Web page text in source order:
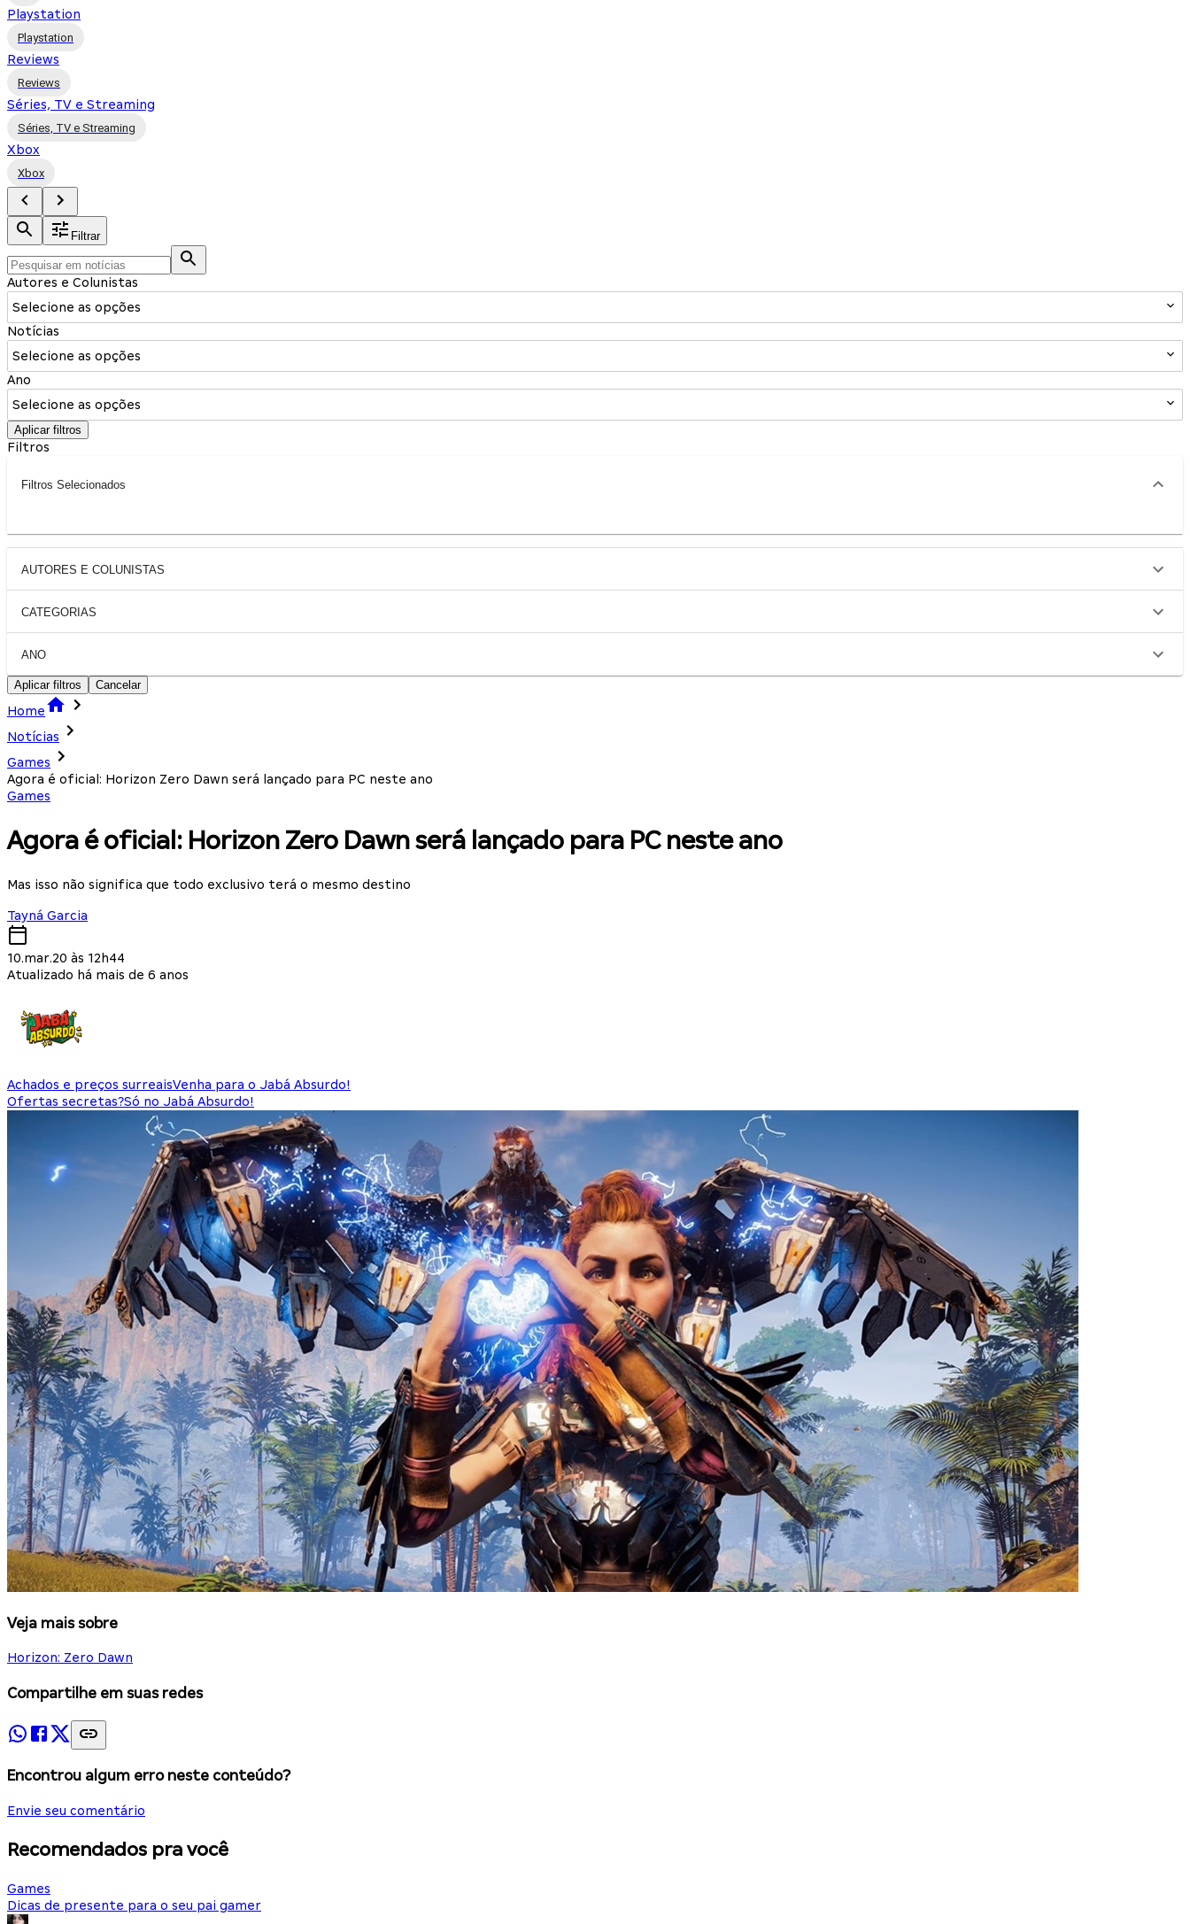
Playstation
Playstation
Reviews
Reviews
Séries, TV e Streaming
Séries, TV e Streaming
Xbox
Xbox
Filtrar
Autores e Colunistas
Selecione as opções
Notícias
Selecione as opções
Ano
Selecione as opções
Aplicar filtros
Filtros
Filtros Selecionados
AUTORES E COLUNISTAS
CATEGORIAS
ANO
Aplicar filtros Cancelar
Home
Notícias
Games
Agora é oficial: Horizon Zero Dawn será lançado para PC neste ano
Games
Agora é oficial: Horizon Zero Dawn será lançado para PC neste ano
Mas isso não significa que todo exclusivo terá o mesmo destino
Tayná Garcia
10.mar.20 às 12h44
Atualizado há mais de 6 anos
Achados e preços surreaisVenha para o Jabá Absurdo!
Ofertas secretas?Só no Jabá Absurdo!
Veja mais sobre
Horizon: Zero Dawn
Compartilhe em suas redes
Encontrou algum erro neste conteúdo?
Envie seu comentário
Recomendados pra você
Games
Dicas de presente para o seu pai gamer